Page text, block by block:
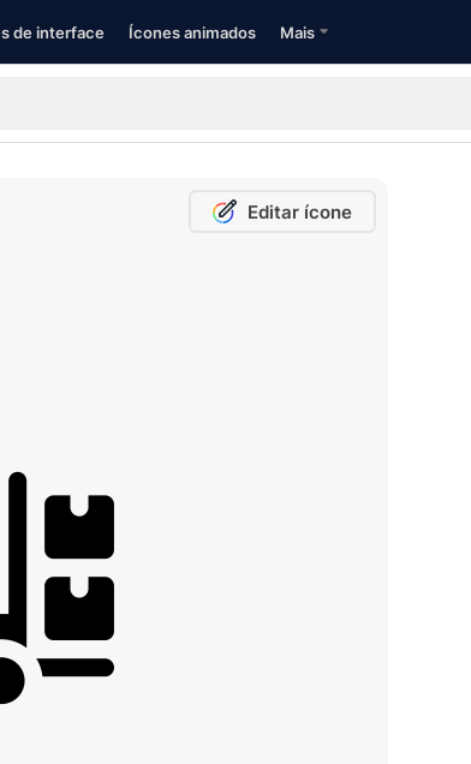
de interface Ícones animados Mais
Editar ícone